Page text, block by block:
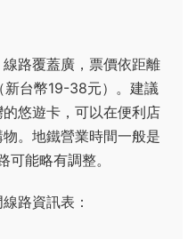
路覆蓋廣，票價依距離
台幣19-38元）。建議
悠遊卡，可以在便利店
。地鐵營業時間一般是
能略有調整。
路資訊表：